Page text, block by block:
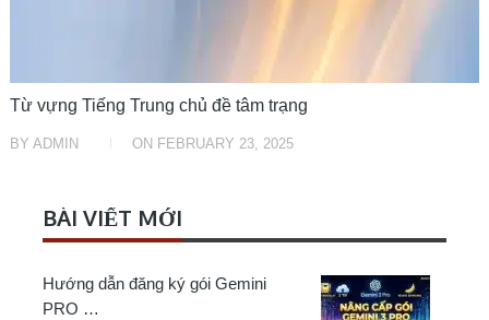
Từ vựng Tiếng Trung chủ đề tâm trạng
BY ADMIN ON FEBRUARY 23, 2025
BÀI VIẾT MỚI
Hướng dẫn đăng ký gói Gemini
PRO …